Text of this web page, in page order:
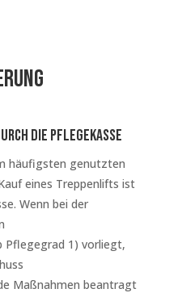
die Pflegekasse
häufigsten genutzten
eines Treppenlifts ist
Wenn bei der
Pflegegrad 1) vorliegt,
Maßnahmen beantragt